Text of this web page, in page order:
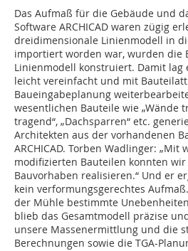
Das Aufmaß für die Gebäude und
Software ARCHICAD waren zügig
dreidimensionale Linienmodell in
importiert worden war, wurden die
Linienmodell konstruiert. Damit lag
leicht vereinfacht und mit
Baueingabeplanung
wesentlichen Bauteile wie „Wände
tragend“, „Dachsparren“ etc.
Architekten aus der vorhandenen
ARCHICAD. Torben Wadlinger: „Mit
modifizierten Bauteilen konnten
Bauvorhaben realisieren.“ Und er
kein verformungsgerechtes
der Mühle bestimmte
blieb das Gesamtmodell präzise
unsere Massenermittlung und die
Berechnungen sowie die TGA-